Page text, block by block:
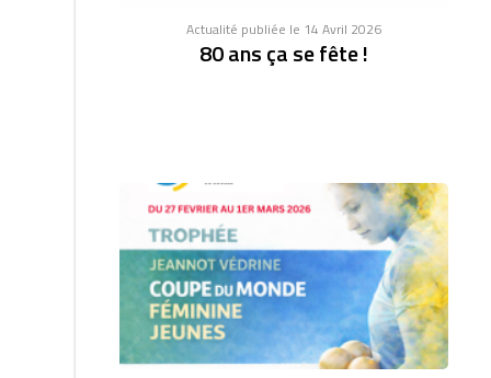
Actualité publiée le 14 Avril 2026
80 ans ça se fête !